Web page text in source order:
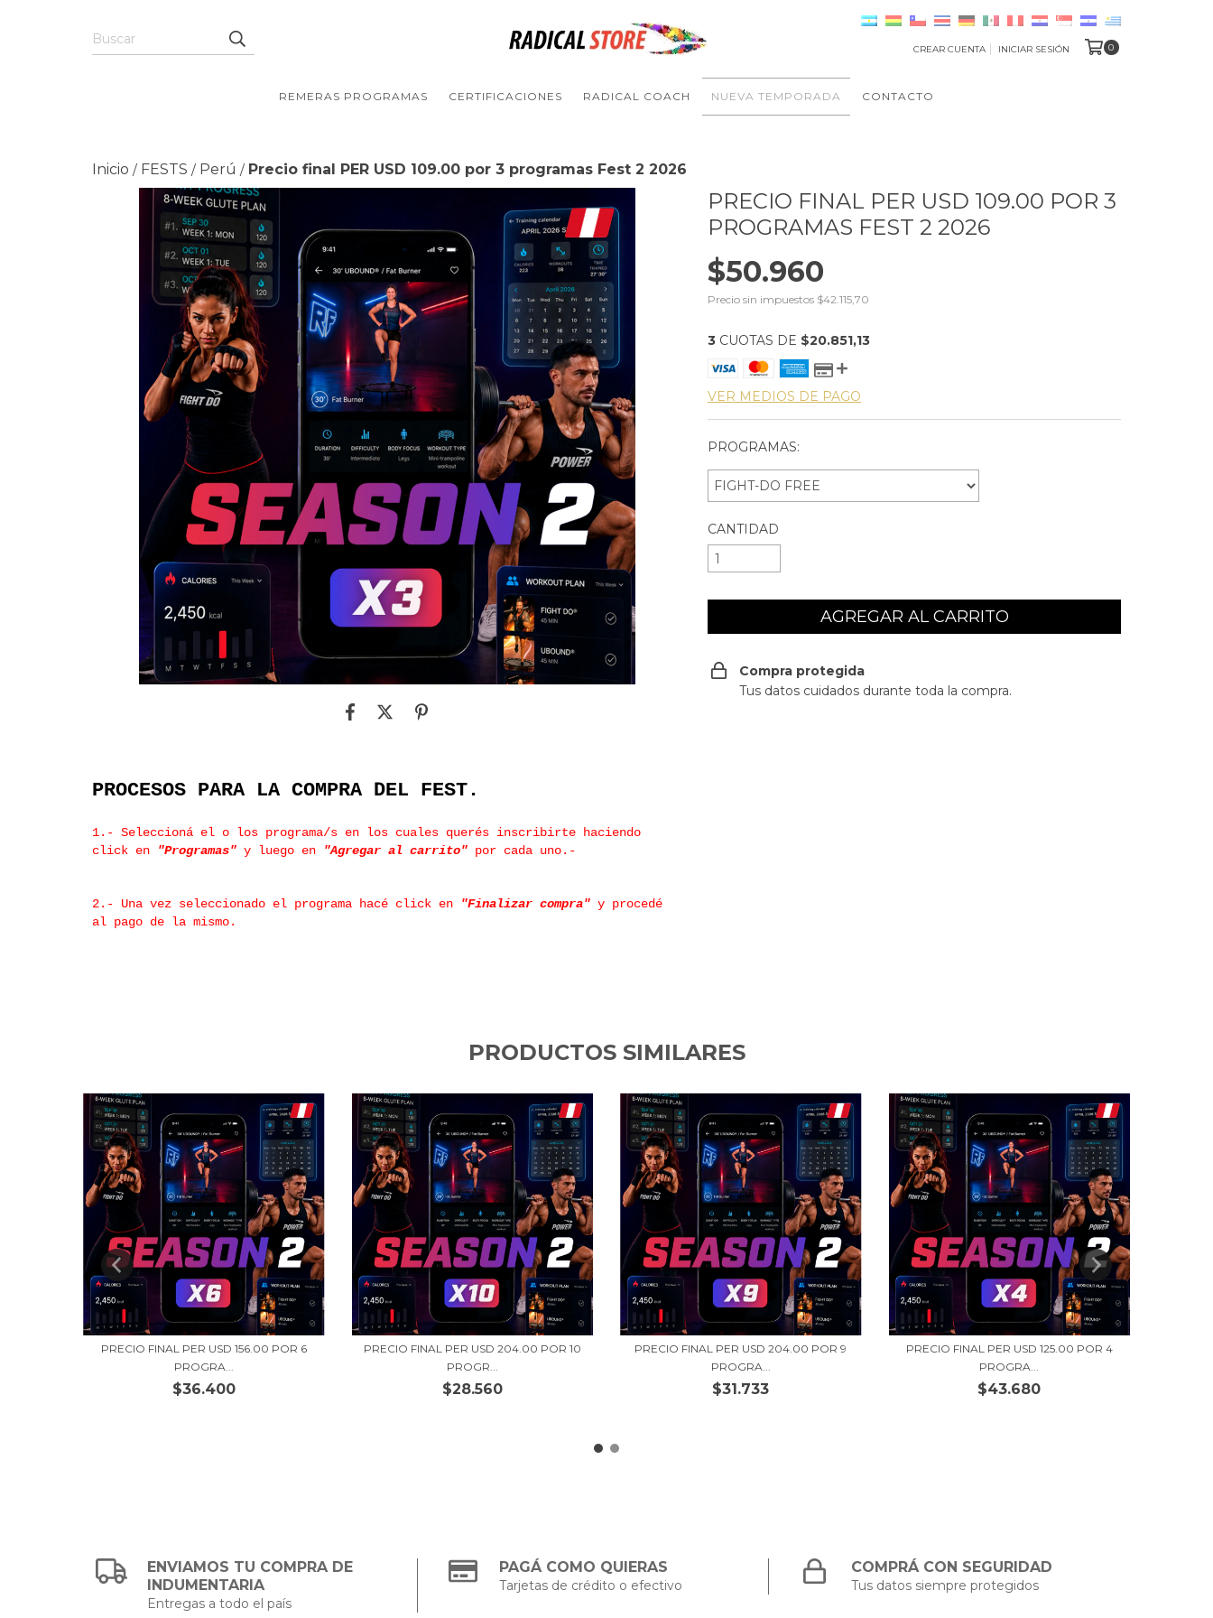
CREAR CUENTA INICIAR SESIÓN 0
REMERAS PROGRAMAS CERTIFICACIONES RADICAL COACH NUEVA TEMPORADA CONTACTO
Inicio / FESTS / Perú / Precio final PER USD 109.00 por 3 programas Fest 2 2026
PROCESOS PARA LA COMPRA DEL FEST.
1.- Seleccioná el o los programa/s en los cuales querés inscribirte haciendo
click en
"Programas" y luego en "Agregar al carrito" por cada uno.-
2.- Una vez seleccionado el programa hacé click en "Finalizar compra" y procedé
al pago de la mismo.
PRECIO FINAL PER USD 109.00 POR 3
PROGRAMAS FEST 2 2026
$50.960
Precio sin impuestos $42.115,70
3 CUOTAS DE $20.851,13
VER MEDIOS DE PAGO
PROGRAMAS:
CANTIDAD
Compra protegida
Tus datos cuidados durante toda la compra.
PRODUCTOS SIMILARES
PRECIO FINAL PER USD 156.00 POR 6
PROGRA...
$36.400
PRECIO FINAL PER USD 204.00 POR 10
PROGR...
$28.560
PRECIO FINAL PER USD 204.00 POR 9
PROGRA...
$31.733
PRECIO FINAL PER USD 125.00 POR 4
PROGRA...
$43.680
ENVIAMOS TU COMPRA DE
INDUMENTARIA
Entregas a todo el país
PAGÁ COMO QUIERAS
Tarjetas de crédito o efectivo
COMPRÁ CON SEGURIDAD
Tus datos siempre protegidos